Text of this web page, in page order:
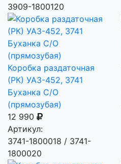
3909-1800120
Коробка раздаточная
(РК) УАЗ-452, 3741
Буханка С/О
(прямозубая)
12 990
Артикул:
3741-1800018 / 3741-
1800020